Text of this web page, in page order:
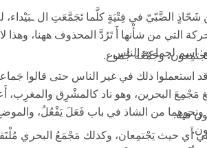
الضَّبّيّ في فِتْيَةٍ كلَّما تَجَمَّعَتِ ال ـبَيْداء، لم
التي من شأْنها أَ تَرُدَّ المحذوف ههنا، وهذا
اسم لجماعة الناس.
وجَمْعُه جُموع.
استعملوا ذلك في غير الناس حتى قالوا
مَجْمِعَ البحرين، وهو ناد كالمشْرِق والمغرِب،
من الشاذ في باب فَعَلَ يَفْعُلُ،
فيه.
حيث يَجْتمِعان، وكذلك مَجْمَعُ البحري